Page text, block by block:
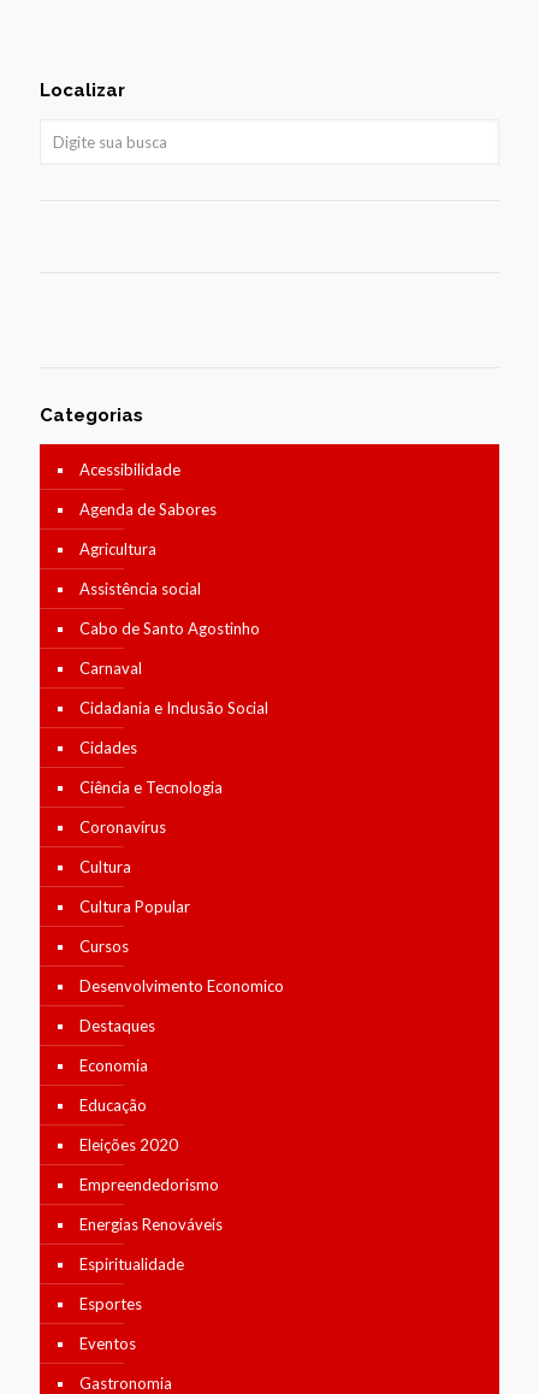
Localizar
Categorias
Acessibilidade
Agenda de Sabores
Agricultura
Assistência social
Cabo de Santo Agostinho
Carnaval
Cidadania e Inclusão Social
Cidades
Ciência e Tecnologia
Coronavírus
Cultura
Cultura Popular
Cursos
Desenvolvimento Economico
Destaques
Economia
Educação
Eleições 2020
Empreendedorismo
Energias Renováveis
Espiritualidade
Esportes
Eventos
Gastronomia